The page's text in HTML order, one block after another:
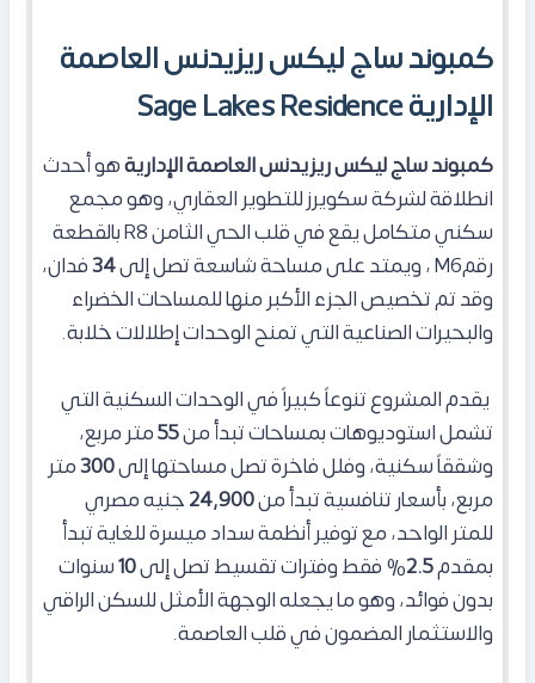
كمبوند ساج ليكس ريزيدنس العاصمة
الإدارية Sage Lakes Residence
كمبوند ساج ليكس ريزيدنس العاصمة الإداريةهو أحدث
انطلاقة لشركة سكويرز للتطوير العقاري، وهو مجمع
سكني متكامل يقع في قلب الحي الثامن R8 بالقطعة
رقمM6 ، ويمتد على مساحة شاسعة تصل إلى
34فدان،
وقد تم تخصيص الجزء الأكبر منها للمساحات الخضراء
والبحيرات الصناعية التي تمنح الوحدات إطلالات خلابة.
يقدم المشروع تنوعاً كبيراً في الوحدات السكنية التي
تشمل استوديوهات بمساحات تبدأ من55متر مربع،
وشققاً سكنية، وفلل فاخرة تصل مساحتها إلى300متر
مربع، بأسعار تنافسية تبدأ من24,900جنيه مصري
للمتر الواحد، مع توفير أنظمة سداد ميسرة للغاية تبدأ
بمقدم2.5% فقط وفترات تقسيط تصل إلى10سنوات
بدون فوائد، وهو ما يجعله الوجهة الأمثل للسكن الراقي
والاستثمار المضمون في قلب العاصمة.